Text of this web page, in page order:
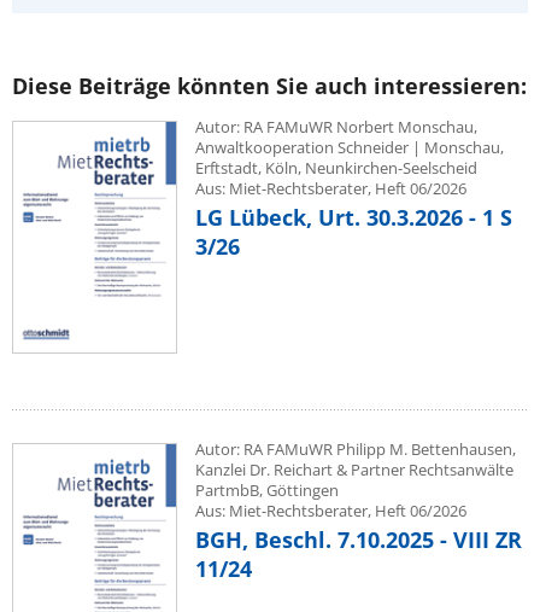
Diese Beiträge könnten Sie auch interessieren:
Autor: RA FAMuWR Norbert Monschau,
Anwaltkooperation Schneider | Monschau,
Erftstadt, Köln, Neunkirchen-Seelscheid
Aus: Miet-Rechtsberater, Heft 06/2026
LG Lübeck, Urt. 30.3.2026 - 1 S
3/26
Autor: RA FAMuWR Philipp M. Bettenhausen,
Kanzlei Dr. Reichart & Partner Rechtsanwälte
PartmbB, Göttingen
Aus: Miet-Rechtsberater, Heft 06/2026
BGH, Beschl. 7.10.2025 - VIII ZR
11/24